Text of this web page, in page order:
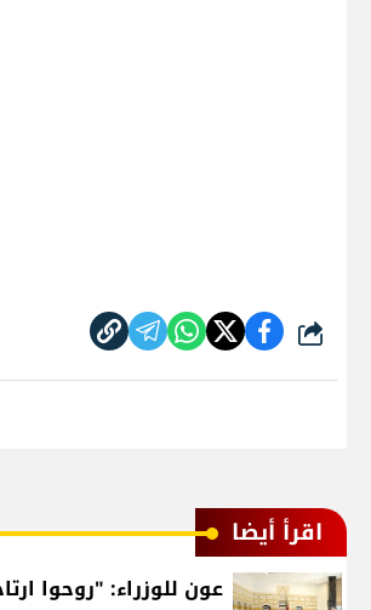
شارك
اقرأ أيضا
عون للوزراء: "روحوا